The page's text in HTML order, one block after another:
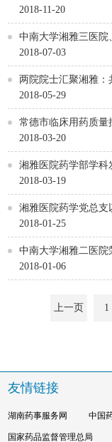
2018-11-20
中南大学湘雅三医院
药师审方专家培训班
2018-07-03
两院院士汇聚湘雅：
2018-05-29
常德市临床用药质量
会学术会议召开
2018-03-20
湘雅医院药学部学科
考核办法
2018-03-19
湘雅医院药学党总支
2018-01-25
中南大学湘雅二医
2018-01-06
上一页 1
友情链接
湖南药事服务网 中国
国家药品监督管理总局